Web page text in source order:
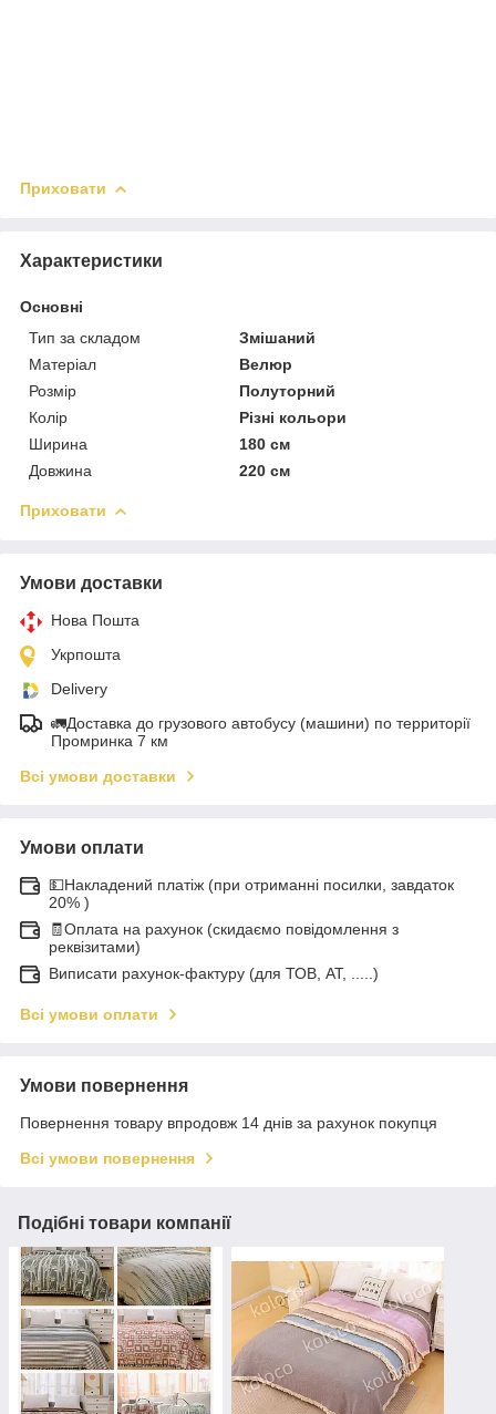
Приховати
Характеристики
Основні
Тип за складом
Змішаний
Матеріал
Велюр
Розмір
Полуторний
Колір
Різні кольори
Ширина
180 см
Довжина
220 см
Приховати
Умови доставки
Нова Пошта
Укрпошта
Delivery
🚛Доставка до грузового автобусу (машини) по территорії
Промринка 7 км
Всі умови доставки
Умови оплати
💵Накладений платіж (при отриманні посилки, завдаток
20% )
🧾Оплата на рахунок (скидаємо повідомлення з
реквізитами)
Виписати рахунок-фактуру (для ТОВ, АТ, .....)
Всі умови оплати
Умови повернення
Повернення товару впродовж 14 днів за рахунок покупця
Всі умови повернення
Подібні товари компанії